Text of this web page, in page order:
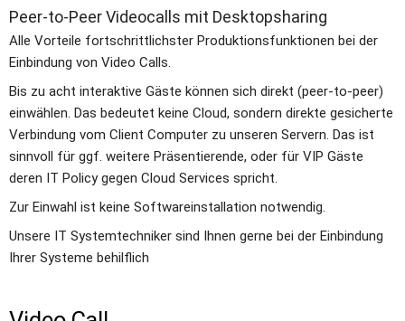
Peer-to-Peer Videocalls mit Desktopsharing
Alle Vorteile fortschrittlichster Produktionsfunktionen bei der
Einbindung von Video Calls.
Bis zu acht interaktive Gäste können sich direkt (peer-to-peer)
einwählen. Das bedeutet keine Cloud, sondern direkte gesicherte
Verbindung vom Client Computer zu unseren Servern. Das ist
sinnvoll für ggf. weitere Präsentierende, oder für VIP Gäste
deren IT Policy gegen Cloud Services spricht.
Zur Einwahl ist keine Softwareinstallation notwendig.
Unsere IT Systemtechniker sind Ihnen gerne bei der Einbindung
Ihrer Systeme behilflich